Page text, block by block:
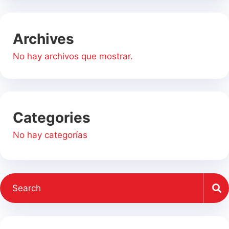
Archives
No hay archivos que mostrar.
Categories
No hay categorías